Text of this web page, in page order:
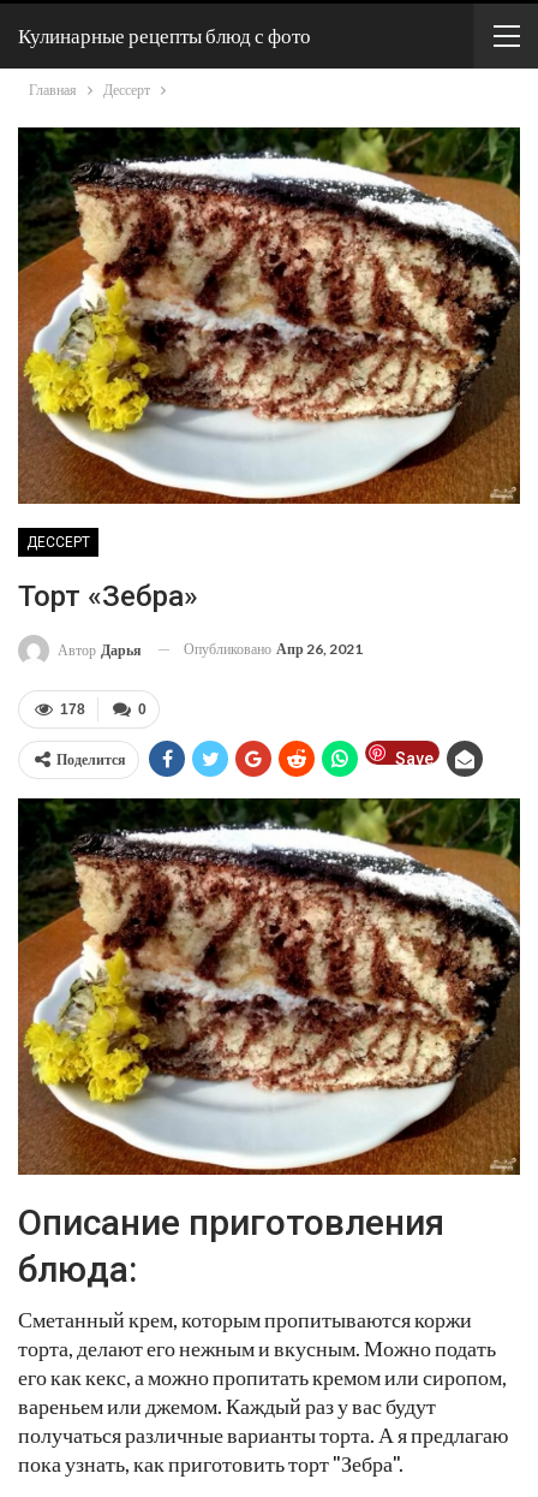
Кулинарные рецепты блюд с фото
Главная Дессерт
ДЕССЕРТ
Торт «Зебра»
Автор Дарья Опубликовано Апр 26, 2021
0
178
Поделится Save
Описание приготовления
блюда:
Сметанный крем, которым пропитываются коржи
торта, делают его нежным и вкусным. Можно подать
его как кекс, а можно пропитать кремом или сиропом,
вареньем или джемом. Каждый раз у вас будут
получаться различные варианты торта. А я предлагаю
пока узнать, как приготовить торт "Зебра".